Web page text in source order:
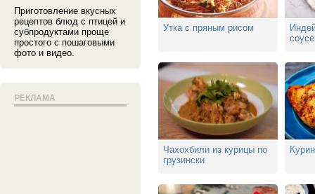
Приготовление вкусных
рецептов блюд с птицей и
субпродуктами проще
простого с пошаговыми
фото и видео.
РЕКЛАМА
Утка с пряным рисом
Чахохбили из курицы по
грузински